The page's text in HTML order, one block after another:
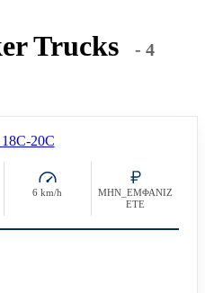
Trucks
- 4
6 km/h
ΜΗΝ_ΕΜΦΑΝΙΖ
ΕΤΕ